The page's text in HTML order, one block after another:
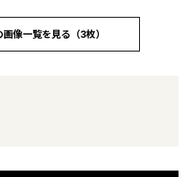
像一覧を見る（3枚）